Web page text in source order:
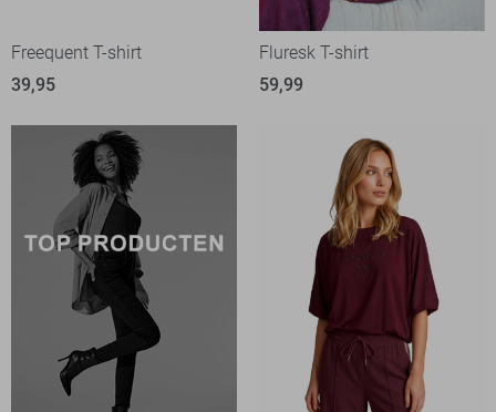
Freequent T-shirt
39,95
Fluresk T-shirt
59,99